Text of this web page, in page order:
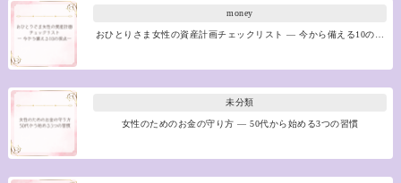
money
おひとりさま女性の資産計画チェックリスト ― 今から備える10の…
未分類
女性のためのお金の守り方 ― 50代から始める3つの習慣